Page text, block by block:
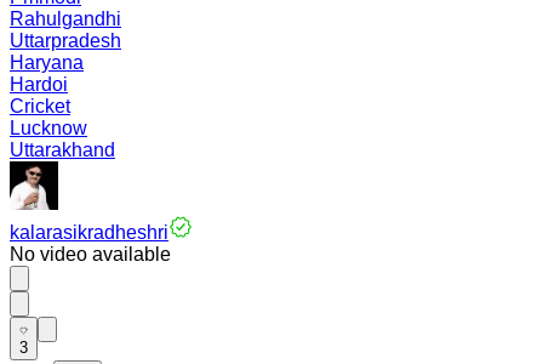
Rahulgandhi
Uttarpradesh
Haryana
Hardoi
Cricket
Lucknow
Uttarakhand
kalarasikradheshri
No video available
3